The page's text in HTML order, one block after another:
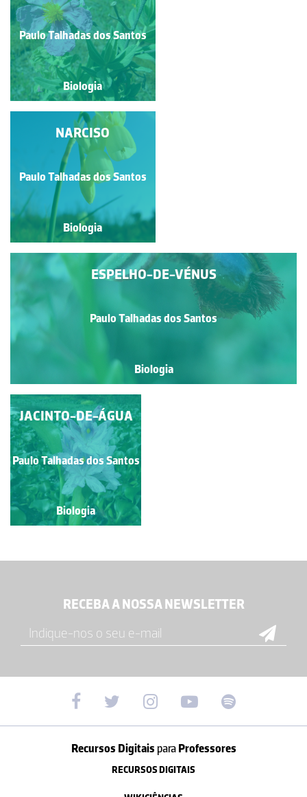
Paulo Talhadas dos Santos
Biologia
Paulo Talhadas dos Santos
Biologia
NARCISO
Paulo Talhadas dos Santos
Biologia
NARCISO
Paulo Talhadas dos Santos
Biologia
ESPELHO-DE-VÉNUS
Paulo Talhadas dos Santos
Biologia
AMOR-PERFEITO
Guilherme Monteiro
Biologia
JACINTO-DE-ÁGUA
Paulo Talhadas dos Santos
Biologia
RECEBA A NOSSA NEWSLETTER
Recursos Digitais paraProfessores
RECURSOS DIGITAIS